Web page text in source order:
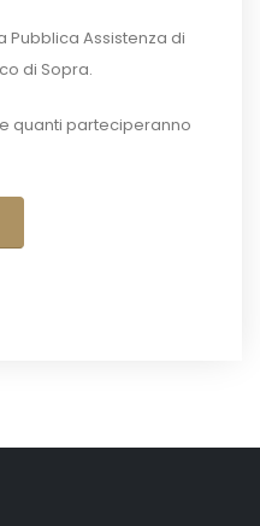
Pubblica Assistenza di
di Sopra.
quanti parteciperanno